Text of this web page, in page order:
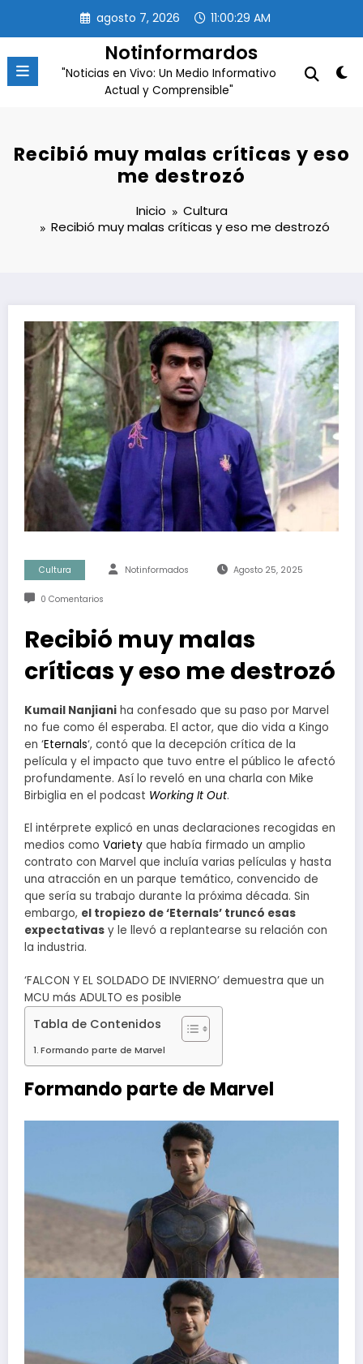
contenido
agosto 7, 2026 11:00:30 AM
Notinformardos
"Noticias en Vivo: Un Medio Informativo
Actual y Comprensible"
Recibió muy malas críticas y eso
me destrozó
Inicio
Cultura
Recibió muy malas críticas y eso me destrozó
Cultura Notinformados Agosto 25, 2025
0 Comentarios
Recibió muy malas
críticas y eso me destrozó
Kumail Nanjiani ha confesado que su paso por Marvel
no fue como él esperaba. El actor, que dio vida a Kingo
en ‘Eternals‘, contó que la decepción crítica de la
película y el impacto que tuvo entre el público le afectó
profundamente. Así lo reveló en una charla con Mike
Birbiglia en el podcast Working It Out.
El intérprete explicó en unas declaraciones recogidas en
medios como Variety que había firmado un amplio
contrato con Marvel que incluía varias películas y hasta
una atracción en un parque temático, convencido de
que sería su trabajo durante la próxima década. Sin
embargo, el tropiezo de ‘Eternals’ truncó esas
expectativas y le llevó a replantearse su relación con
la industria.
‘FALCON Y EL SOLDADO DE INVIERNO’ demuestra que un
MCU más ADULTO es posible
Tabla de Contenidos
Formando parte de Marvel
Formando parte de Marvel